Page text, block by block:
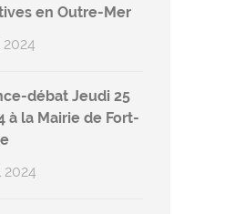
en Outre-Mer
2024
débat Jeudi 25
à la Mairie de Fort-
2024